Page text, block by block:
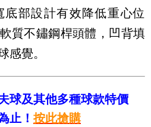
部設計有效降低重心位
質不鏽鋼桿頭體，凹背填
感覺。
球及其他多種球款特價
止！ 按此搶購